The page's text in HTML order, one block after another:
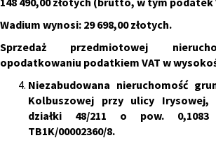
Wadium wynosi: 29 698,00 złotych.
Sprzedaż przedmiotowej
opodatkowaniu podatkiem VAT w
Niezabudowana nieruchomość
Kolbuszowej przy ulicy Irysowej,
działki 48/211 o pow.
TB1K/00002360/8.